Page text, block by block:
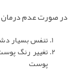
در صورت عدم درمان
تنفس بسیار
تغییر رنگ
پوست